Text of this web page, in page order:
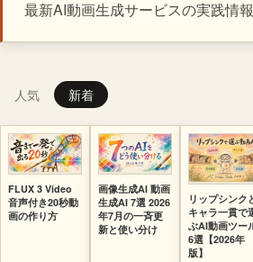
最新AI動画生成サービスの実践情報
人気 新着
FLUX 3 Video
音声付き20秒動
画の作り方
画像生成AI 動画
生成AI 7選 2026
年7月の一斉更
新と使い分け
リップシンク
キャラ一貫で
ぶAI動画ツー
6選【2026年
版】